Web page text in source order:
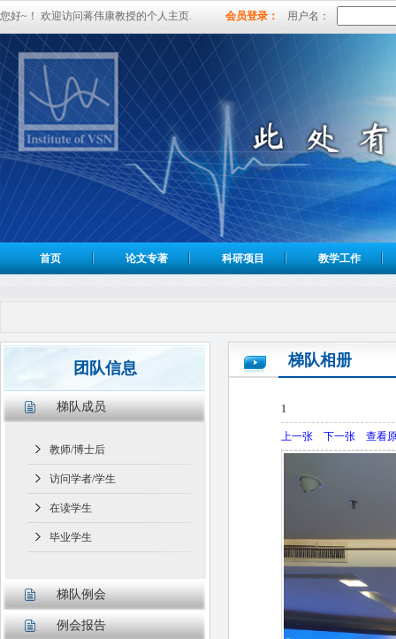
您好~！ 欢迎访问蒋伟康教授的个人主页. 会员登录： 用户名：
首页 论文专著 科研项目 教学工作
团队信息
梯队成员
教师/博士后
访问学者/学生
在读学生
毕业学生
梯队例会
例会报告
梯队相册
1
上一张 下一张 查看